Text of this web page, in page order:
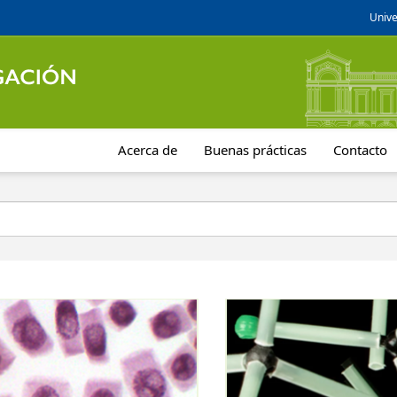
Acerca de Buenas prácticas Contacto